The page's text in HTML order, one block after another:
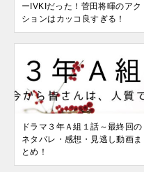
ーIVKIだった！菅田将暉のアク
ションはカッコ良すぎる！
ドラマ３年Ａ組１話～最終回の
ネタバレ・感想・見逃し動画ま
とめ！